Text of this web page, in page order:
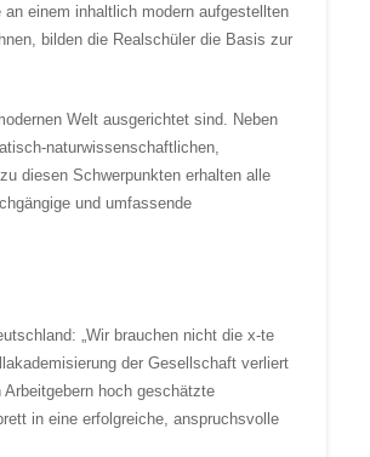
einem inhaltlich modern aufgestellten
bilden die Realschüler die Basis zur
Welt ausgerichtet sind. Neben
naturwissenschaftlichen,
diesen Schwerpunkten erhalten alle
und umfassende
„Wir brauchen nicht die x-te
der Gesellschaft verliert
hoch geschätzte
in eine erfolgreiche, anspruchsvolle